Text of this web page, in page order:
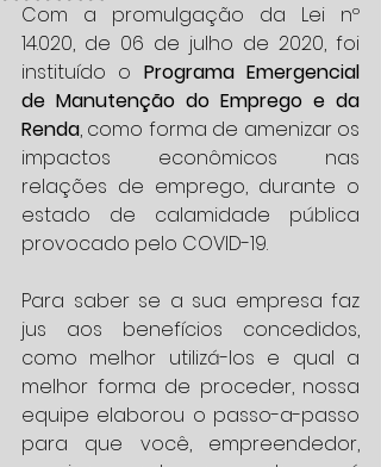
Com a promulgação da Lei nº
14.020, de 06 de julho de 2020, foi
instituído o Programa Emergencial
de Manutenção do Emprego e da
Renda, como forma de amenizar os
impactos econômicos nas
relações de emprego, durante o
estado de calamidade pública
provocado pelo COVID-19.
Para saber se a sua empresa faz
jus aos benefícios concedidos,
como melhor utilizá-los e qual a
melhor forma de proceder, nossa
equipe elaborou o passo-a-passo
para que você, empreendedor,